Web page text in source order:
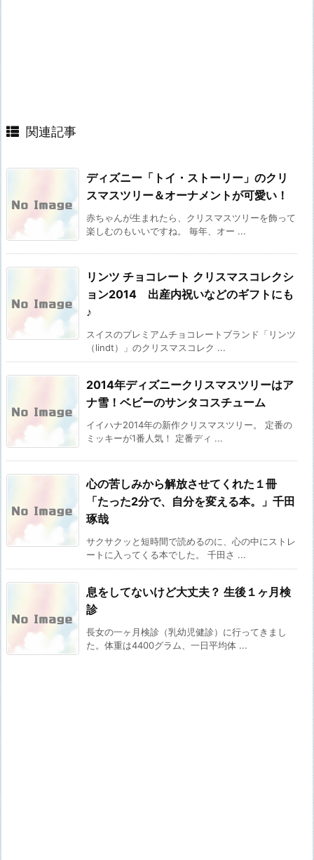
関連記事
ディズニー「トイ・ストーリー」のクリ
スマスツリー＆オーナメントが可愛い！
赤ちゃんが生まれたら、クリスマスツリーを飾って
楽しむのもいいですね。 毎年、オー ...
リンツ チョコレート クリスマスコレクシ
ョン2014 出産内祝いなどのギフトにも
♪
スイスのプレミアムチョコレートブランド「リンツ
（lindt）」のクリスマスコレク ...
2014年ディズニークリスマスツリーはア
ナ雪！ベビーのサンタコスチューム
イイハナ2014年の新作クリスマスツリー。 定番の
ミッキーが1番人気！ 定番ディ ...
心の苦しみから解放させてくれた１冊
「たった2分で、自分を変える本。」千田
琢哉
サクサクッと短時間で読めるのに、心の中にストレ
ートに入ってくる本でした。 千田さ ...
息をしてないけど大丈夫？ 生後１ヶ月検
診
長女の一ヶ月検診（乳幼児健診）に行ってきまし
た。体重は4400グラム、一日平均体 ...